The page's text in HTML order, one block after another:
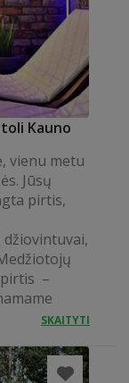
Kauno
vienu metu
Jūsų
pirtis,
pirtis –
SKAITYTI